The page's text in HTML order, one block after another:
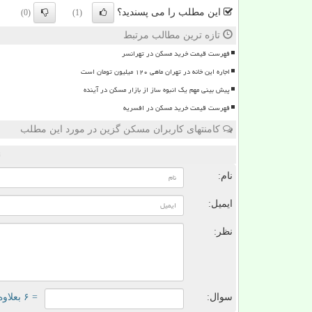
این مطلب را می پسندید؟ (1)
(0)
تازه ترین مطالب مرتبط
فهرست قیمت خرید مسکن در تهرانسر
اجاره این خانه در تهران ماهی ۱۲۰ میلیون تومان است
پیش بینی مهم یک انبوه ساز از بازار مسکن در آینده
فهرست قیمت خرید مسکن در افسریه
کامنتهای کاربران مسکن گزین در مورد این مطلب
نام:
ایمیل:
نظر:
سوال: = ۶ بعلاوه ۳